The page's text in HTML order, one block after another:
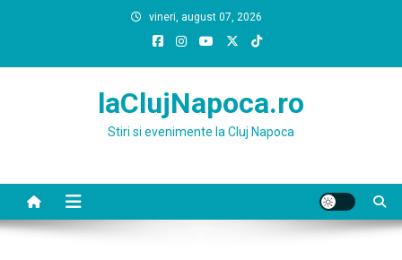
vineri, august 07, 2026
laClujNapoca.ro
Stiri si evenimente la Cluj Napoca